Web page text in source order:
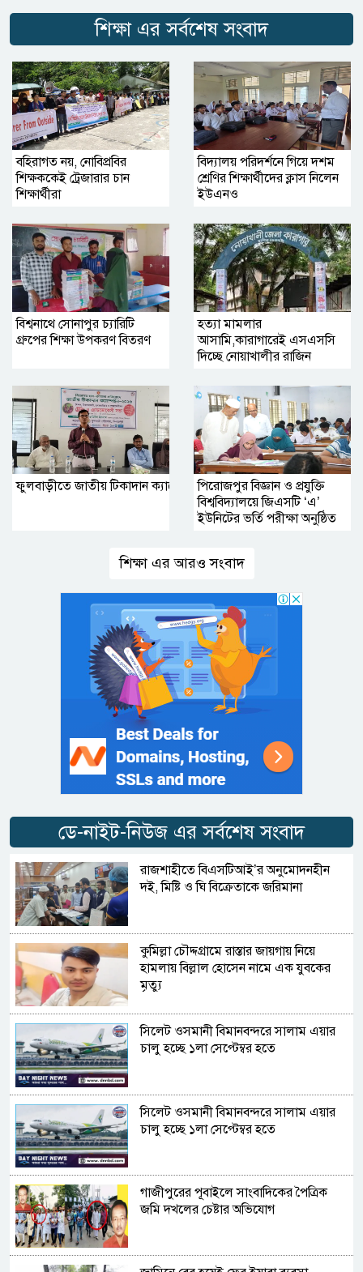
শিক্ষা এর সর্বশেষ সংবাদ
বহিরাগত নয়, নোবিপ্রবির
শিক্ষককেই ট্রেজারার চান
শিক্ষার্থীরা
বিদ্যালয় পরিদর্শনে গিয়ে দশম
শ্রেণির শিক্ষার্থীদের ক্লাস নিলেন
ইউএনও
বিশ্বনাথে সোনাপুর চ্যারিটি
গ্রুপের শিক্ষা উপকরণ বিতরণ
হত্যা মামলার
আসামি,কারাগারেই এসএসসি
দিচ্ছে নোয়াখালীর রাজিন
ফুলবাড়ীতে জাতীয় টিকাদান ক্যাম্পেইন উপলক্ষে প্রশিক্ষণ সভা অনুষ্ঠিত
পিরোজপুর বিজ্ঞান ও প্রযুক্তি
বিশ্ববিদ্যালয়ে জিএসটি ‘এ’
ইউনিটের ভর্তি পরীক্ষা অনুষ্ঠিত
শিক্ষা এর আরও সংবাদ
ডে-নাইট-নিউজ এর সর্বশেষ সংবাদ
রাজশাহীতে বিএসটিআই’র অনুমোদনহীন
দই, মিষ্টি ও ঘি বিক্রেতাকে জরিমানা
কুমিল্লা চৌদ্দগ্রামে রাস্তার জায়গায় নিয়ে
হামলায় বিল্লাল হোসেন নামে এক যুবকের
মৃত্যু
সিলেট ওসমানী বিমানবন্দরে সালাম এয়ার
চালু হচ্ছে ১লা সেপ্টেম্বর হতে
সিলেট ওসমানী বিমানবন্দরে সালাম এয়ার
চালু হচ্ছে ১লা সেপ্টেম্বর হতে
গাজীপুরের পূবাইলে সাংবাদিকের পৈত্রিক
জমি দখলের চেষ্টার অভিযোগ